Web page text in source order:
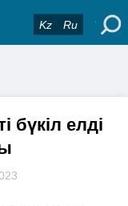
Kz Ru
бүкіл елді